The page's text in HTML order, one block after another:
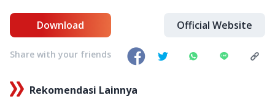
Download Official Website
Share with your friends
Rekomendasi Lainnya